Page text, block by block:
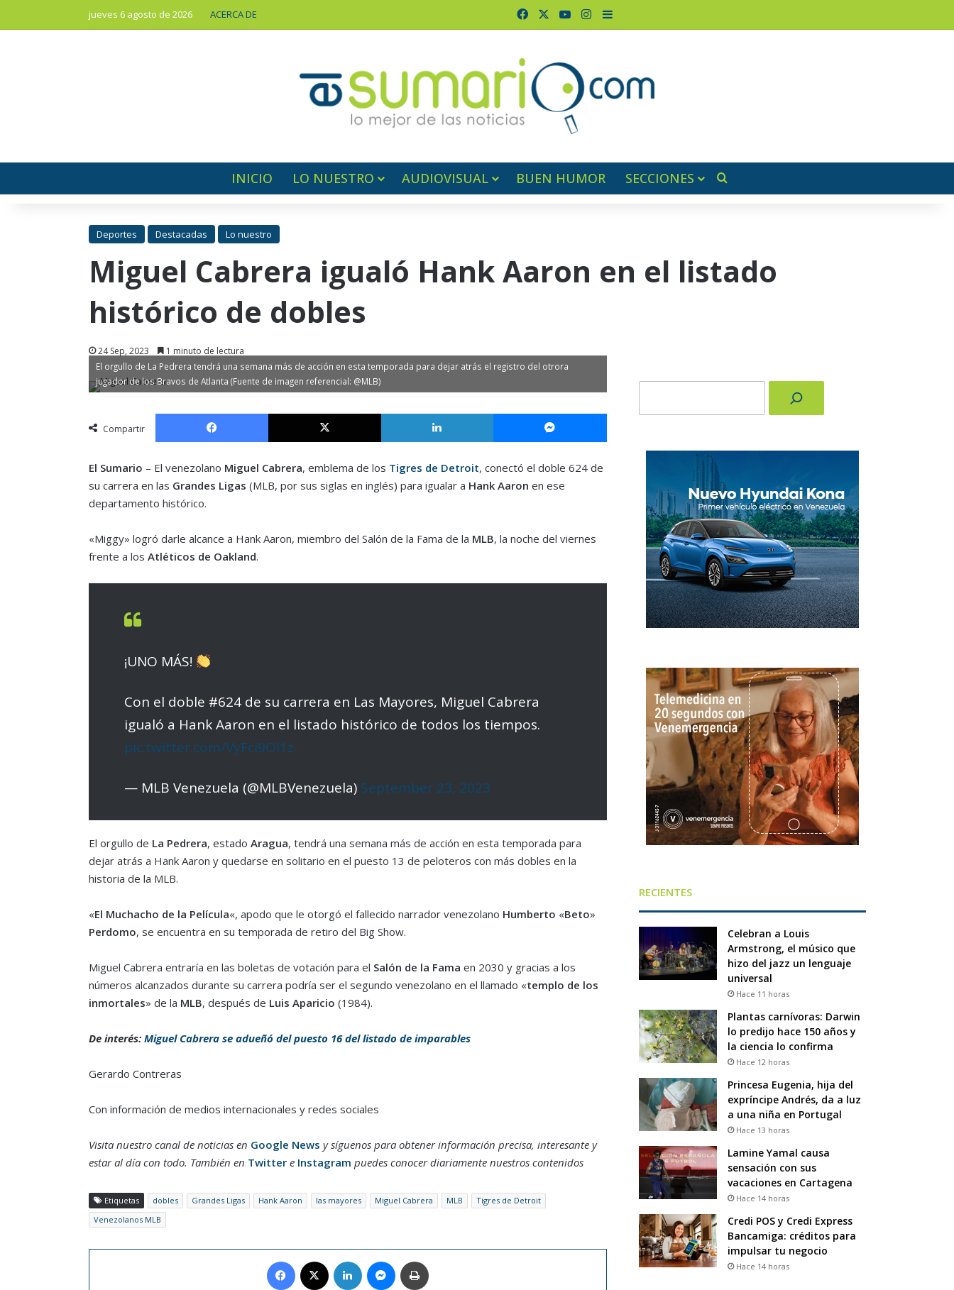
jueves 6 agosto de 2026 ACERCA DE FacebookYouTubeInstagram
Barra lateral
INICIO LO NUESTRO AUDIOVISUAL BUEN HUMOR SECCIONES
Deportes Destacadas Lo nuestro
Miguel Cabrera igualó Hank Aaron en el listado
histórico de dobles
24 Sep, 2023 1 minuto de lectura
El orgullo de La Pedrera tendrá una semana más de acción en esta temporada para dejar atrás el registro del otrora
jugador de los Bravos de Atlanta (Fuente de imagen referencial: @MLB)
Compartir
Facebook X LinkedIn Messenger
El Sumario – El venezolano Miguel Cabrera, emblema de los Tigres de Detroit, conectó el doble 624 de
su carrera en las Grandes Ligas (MLB, por sus siglas en inglés) para igualar a Hank Aaron en ese
departamento histórico.
«Miggy» logró darle alcance a Hank Aaron, miembro del Salón de la Fama de la MLB, la noche del viernes
frente a los Atléticos de Oakland.
¡UNO MÁS!
Con el doble #624 de su carrera en Las Mayores, Miguel Cabrera
igualó a Hank Aaron en el listado histórico de todos los tiempos.
pic.twitter.com/VyFci9OI1z
— MLB Venezuela (@MLBVenezuela) September 23, 2023
El orgullo de La Pedrera, estado Aragua, tendrá una semana más de acción en esta temporada para
dejar atrás a Hank Aaron y quedarse en solitario en el puesto 13 de peloteros con más dobles en la
historia de la MLB.
«El Muchacho de la Película«, apodo que le otorgó el fallecido narrador venezolano Humberto «Beto»
Perdomo, se encuentra en su temporada de retiro del Big Show.
Miguel Cabrera entraría en las boletas de votación para el Salón de la Fama en 2030 y gracias a los
números alcanzados durante su carrera podría ser el segundo venezolano en el llamado «templo de los
inmortales» de la MLB, después de Luis Aparicio (1984).
De interés: Miguel Cabrera se adueñó del puesto 16 del listado de imparables
Gerardo Contreras
Con información de medios internacionales y redes sociales
Visita nuestro canal de noticias en Google News y síguenos para obtener información precisa, interesante y
estar al día con todo. También en Twittere Instagram puedes conocer diariamente nuestros contenidos
Etiquetas dobles Grandes Ligas Hank Aaron las mayores Miguel Cabrera MLB
Tigres de Detroit
Venezolanos MLB
Facebook LinkedIn Messenger
RECIENTES
Celebran a Louis
Armstrong, el músico que
hizo del jazz un lenguaje
universal
Hace 11 horas
Plantas carnívoras: Darwin
lo predijo hace 150 años y
la ciencia lo confirma
Hace 12 horas
Princesa Eugenia, hija del
expríncipe Andrés, da a luz
a una niña en Portugal
Hace 13 horas
Lamine Yamal causa
sensación con sus
vacaciones en Cartagena
Hace 14 horas
Credi POS y Credi Express
Bancamiga: créditos para
impulsar tu negocio
Hace 14 horas